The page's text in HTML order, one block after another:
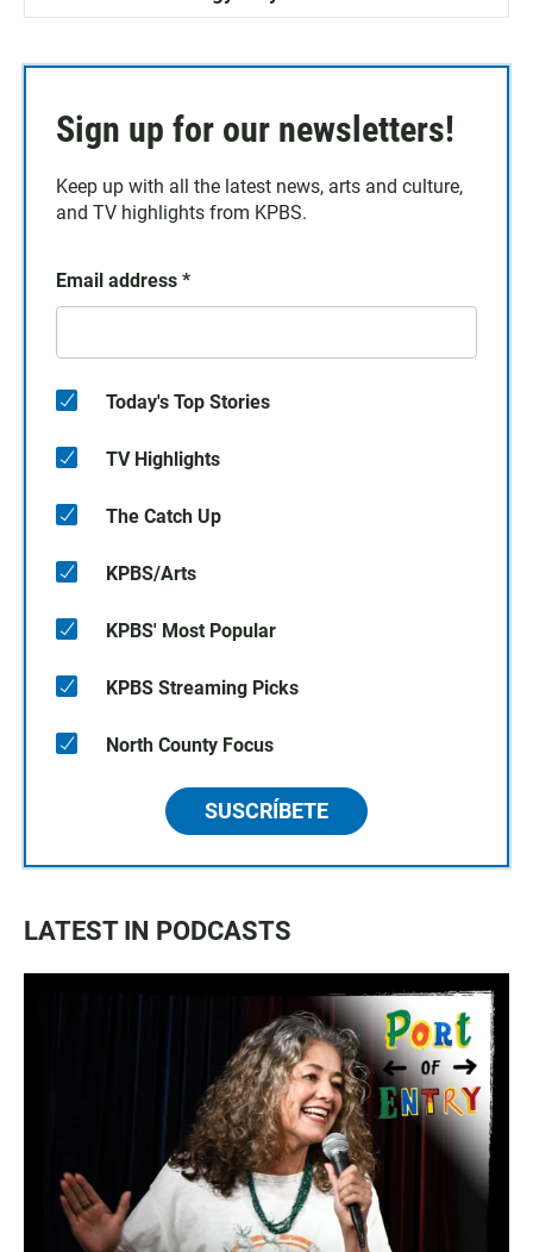
Sign up for our newsletters!
Keep up with all the latest news, arts and culture,
and TV highlights from KPBS.
Email address *
Today's Top Stories
TV Highlights
The Catch Up
KPBS/Arts
KPBS' Most Popular
KPBS Streaming Picks
North County Focus
SUSCRÍBETE
LATEST IN PODCASTS